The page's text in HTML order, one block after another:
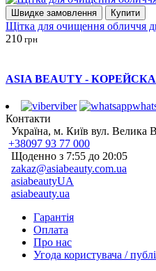
Швидке замовлення Купити
Щітка для очищення обличчя
210 грн
ASIA BEAUTY -
viber
Контакти
Україна, м. Київ вул. Велика
+38097 93 77 000
Щоденно з 7:55 до 20:05
zakaz@asiabeauty.com.ua
asiabeautyUA
asiabeauty.ua
Гарантія
Оплата
Про нас
Угода користувача /